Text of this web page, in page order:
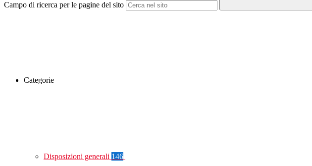
Campo di ricerca per le pagine del sito
Categorie
Disposizioni generali 146